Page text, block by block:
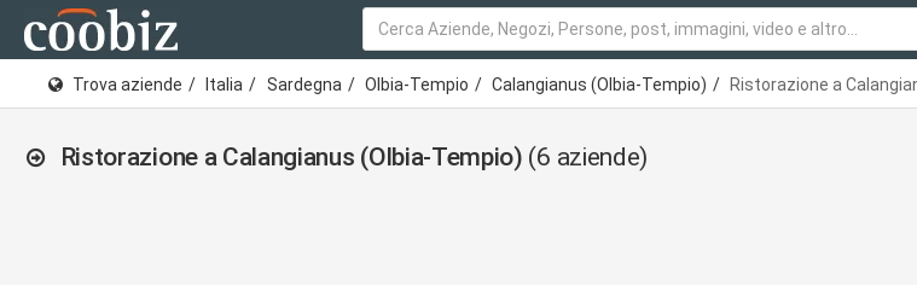
Trova aziende Italia Sardegna Olbia-Tempio Calangianus (Olbia-Tempio) Ristorazione a
Ristorazione a Calangianus (Olbia-Tempio) (6 aziende)